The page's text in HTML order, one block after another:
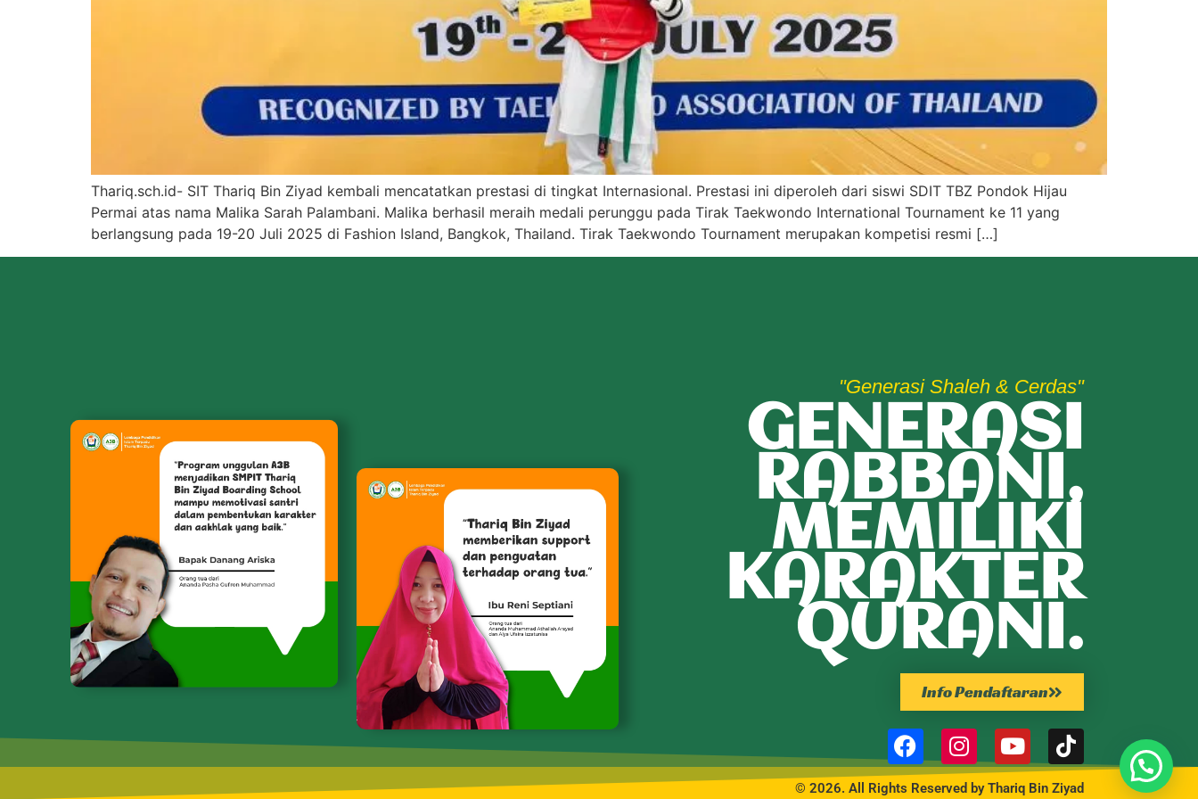
Thariq.sch.id- SIT Thariq Bin Ziyad kembali mencatatkan prestasi di tingkat Internasional. Prestasi ini diperoleh dari siswi SDIT TBZ Pondok Hijau
Permai atas nama Malika Sarah Palambani. Malika berhasil meraih medali perunggu pada Tirak Taekwondo International Tournament ke 11 yang
berlangsung pada 19-20 Juli 2025 di Fashion Island, Bangkok, Thailand. Tirak Taekwondo Tournament merupakan kompetisi resmi […]
"Generasi Shaleh & Cerdas"
GENERASI
RABBANI,
MEMILIKI
KARAKTER
QURANI.
Info Pendaftaran
© 2026. All Rights Reserved by Thariq Bin Ziyad